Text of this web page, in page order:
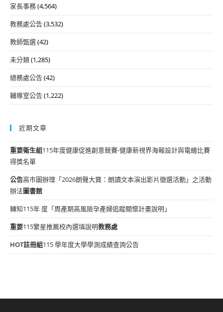
家長事務(4,564)
教務處公告(3,532)
教師甄選(42)
未分類(1,285)
總務處公告(42)
輔導室公告(1,222)
近期文章
重要衛生組115年度健康促進創意競賽-健康新視界海報設計與電繪比賽
得獎名單
公告高市圖辦理「2026朗聲大賞：朗讀文本演出影片徵選活動」之活動
辦法圖書館
轉知115年 度「周產期高風險孕產婦追蹤關懷計畫說明」
重要115繁星推薦校內選填說明教務處
HOT註冊組115 學年度大學學測成績查詢公告